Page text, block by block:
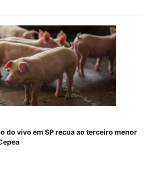
do vivo em SP recua ao terceiro menor